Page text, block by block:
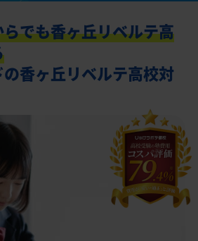
でも香ヶ丘リベルテ高
香ヶ丘リベルテ高校対